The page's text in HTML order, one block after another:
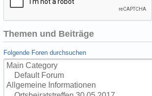
Themen und Beiträge
Folgende Foren durchsuchen